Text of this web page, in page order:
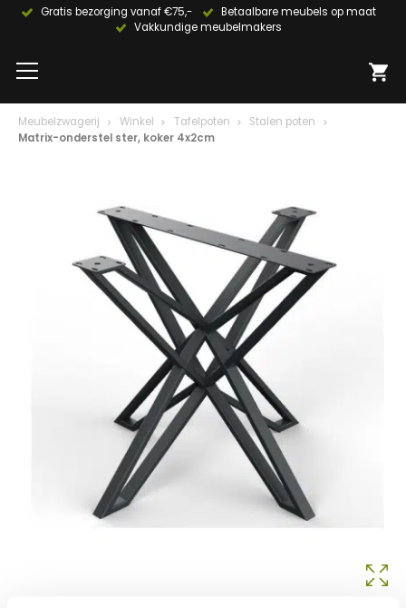
Gratis bezorging vanaf €75,-
Betaalbare meubels op maat
Vakkundige meubelmakers
Meubelzwagerij Winkel Tafelpoten
Stalen poten
Matrix-onderstel ster, koker 4x2cm